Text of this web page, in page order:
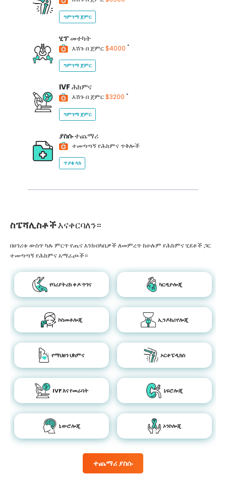
ግምገማ ጀምር
ሂፕመተካት
እሽጉ በ ጀምር$4000 *
ግምገማ ጀምር
IVFሕክምና
እሽጉ በ ጀምር$3200 *
ግምገማ ጀምር
ያስሱተጨማሪ
ተመጣጣኝ የሕክምና ጥቅሎች
ጥያቄ ላክ
ስፔሻሊስቶችእናቀርባለን።
ተጨማሪ ያስሱ
በሀገሪቱ ውስጥ ካሉ ምርጥ የጤና እንክብካቤዎች ለመምረጥ ከሁሉም የሕክምና ሂደቶች ጋር
ተመጣጣኝ የሕክምና አማራጮች።
የባሪያትሪክ ቀዶ ጥገና ካርዲዮሎጂ
ኮስመቶሎጂ ኢንዶክሪኖሎጂ
የማህፀን ህክምና ኦርቶፔዲክስ
IVF እና የመራባት ኔፍሮሎጂ
ኒውሮሎጂ ኦንኮሎጂ